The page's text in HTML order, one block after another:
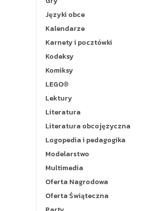
Języki obce
Kalendarze
Karnety i pocztówki
Kodeksy
Komiksy
LEGO®
Lektury
Literatura
Literatura obcojęzyczna
Logopedia i pedagogika
Modelarstwo
Multimedia
Oferta Nagrodowa
Oferta Świąteczna